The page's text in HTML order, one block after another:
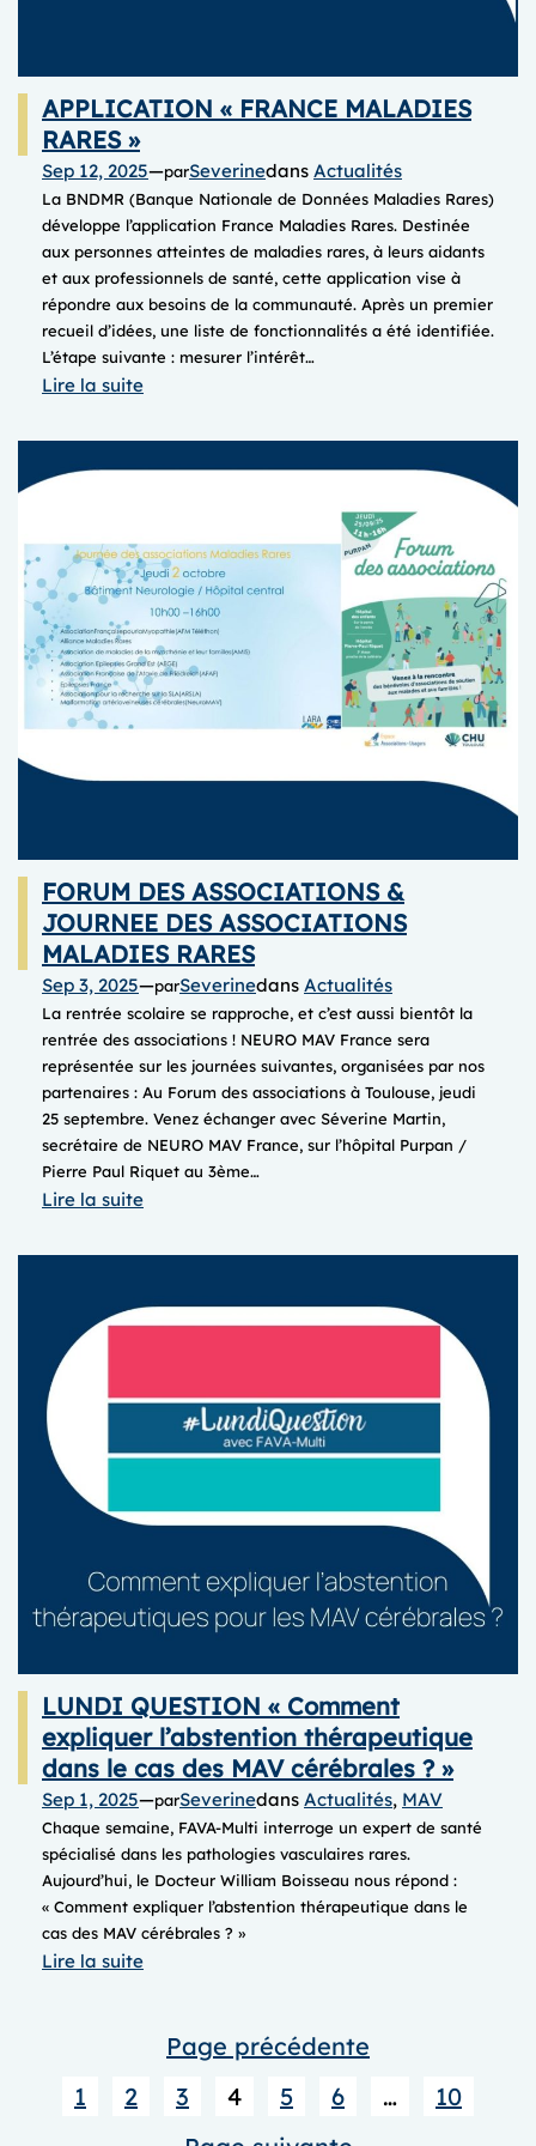
APPLICATION « FRANCE MALADIES
RARES »
Sep 12, 2025—parSeverinedans Actualités
La BNDMR (Banque Nationale de Données Maladies Rares)
développe l’application France Maladies Rares. Destinée
aux personnes atteintes de maladies rares, à leurs aidants
et aux professionnels de santé, cette application vise à
répondre aux besoins de la communauté. Après un premier
recueil d’idées, une liste de fonctionnalités a été identifiée.
L’étape suivante : mesurer l’intérêt…
Lire la suite:
« FRANCE
MALADIES
FORUM DES ASSOCIATIONS &
JOURNEE DES ASSOCIATIONS
MALADIES RARES
Sep 3, 2025—parSeverinedans Actualités
La rentrée scolaire se rapproche, et c’est aussi bientôt la
rentrée des associations ! NEURO MAV France sera
représentée sur les journées suivantes, organisées par nos
partenaires : Au Forum des associations à Toulouse, jeudi
25 septembre. Venez échanger avec Séverine Martin,
secrétaire de NEURO MAV France, sur l’hôpital Purpan /
Pierre Paul Riquet au 3ème…
Lire la suite:
DES
ASSOCIATIONS
MALADIES
RARES
LUNDI QUESTION « Comment
expliquer l’abstention thérapeutique
dans le cas des MAV cérébrales ? »
Sep 1, 2025—parSeverinedans Actualités, MAV
Chaque semaine, FAVA-Multi interroge un expert de santé
spécialisé dans les pathologies vasculaires rares.
Aujourd’hui, le Docteur William Boisseau nous répond :
« Comment expliquer l’abstention thérapeutique dans le
cas des MAV cérébrales ? » ​​
Lire la suite:
« Comment
l’abstention
thérapeutique
Page précédente
1
2 3 4 5 6 …
10